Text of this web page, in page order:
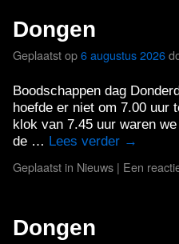
Dongen
Geplaatst op6 augustus 2026
Boodschappen dag
hoefde er niet om 7.00 uur
klok van 7.45 uur waren
de … Lees verder →
Geplaatst in Nieuws | Een
Dongen